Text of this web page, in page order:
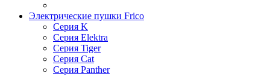
Электрические пушки Frico
Серия K
Серия Elektra
Серия Tiger
Серия Cat
Серия Panther